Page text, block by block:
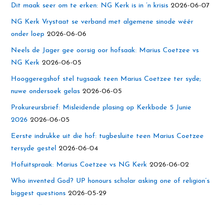
Dit maak seer om te erken: NG Kerk is in ’n krisis 2026-06-07
NG Kerk Vrystaat se verband met algemene sinode wéér
onder loep 2026-06-06
Neels de Jager gee oorsig oor hofsaak: Marius Coetzee vs
NG Kerk 2026-06-05
Hooggeregshof stel tugsaak teen Marius Coetzee ter syde;
nuwe ondersoek gelas 2026-06-05
Prokureursbrief: Misleidende plasing op Kerkbode 5 Junie
2026 2026-06-05
Eerste indrukke uit die hof: tugbesluite teen Marius Coetzee
tersyde gestel 2026-06-04
Hofuitspraak: Marius Coetzee vs NG Kerk 2026-06-02
Who invented God? UP honours scholar asking one of religion’s
biggest questions 2026-05-29